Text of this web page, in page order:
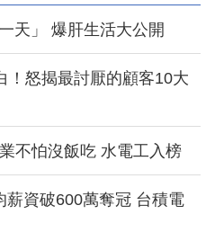
天」 爆肝生活大公開
！怒揭最討厭的顧客10大
不怕沒飯吃 水電工入榜
薪資破600萬奪冠 台積電